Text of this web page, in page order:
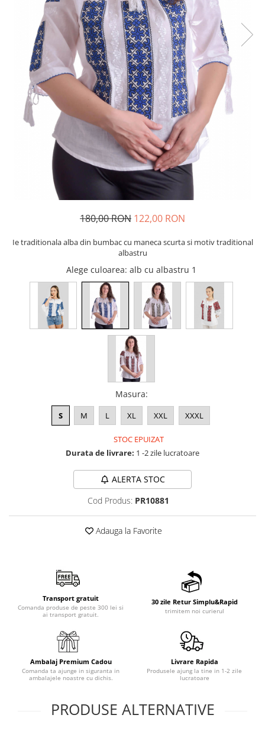
180,00 RON 122,00 RON
Ie traditionala alba din bumbac cu maneca scurta si motiv traditional
albastru
Alege culoarea: alb cu albastru 1
Masura:
S M L XL XXL XXXL
STOC EPUIZAT
Durata de livrare: 1 -2 zile lucratoare
ALERTA STOC
Cod Produs: PR10881
Adauga la Favorite
Transport gratuit
Comanda produse de peste 300 lei si
ai transport gratuit.
30 zile Retur Simplu&Rapid
trimitem noi curierul
Ambalaj Premium Cadou
Comanda ta ajunge in siguranta in
ambalajele noastre cu dichis.
Livrare Rapida
Produsele ajung la tine in 1-2 zile
lucratoare
PRODUSE ALTERNATIVE